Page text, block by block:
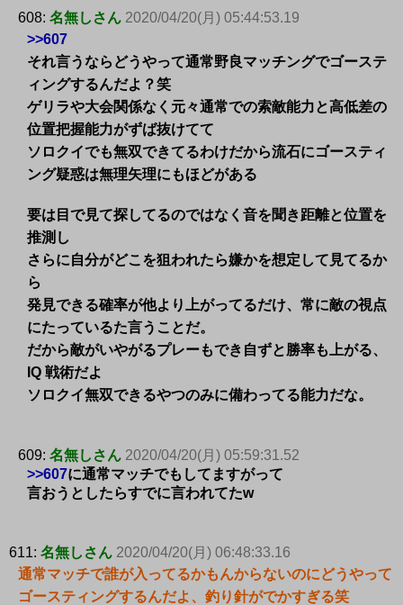
608: 名無しさん 2020/04/20(月) 05:44:53.19
>>607
それ言うならどうやって通常野良マッチングでゴーステ
ィングするんだよ？笑
ゲリラや大会関係なく元々通常での索敵能力と高低差の
位置把握能力がずば抜けてて
ソロクイでも無双できてるわけだから流石にゴースティ
ング疑惑は無理矢理にもほどがある
要は目で見て探してるのではなく音を聞き距離と位置を
推測し
さらに自分がどこを狙われたら嫌かを想定して見てるか
ら
発見できる確率が他より上がってるだけ、常に敵の視点
にたっているた言うことだ。
だから敵がいやがるプレーもでき自ずと勝率も上がる、
IQ 戦術だよ
ソロクイ無双できるやつのみに備わってる能力だな。
609: 名無しさん 2020/04/20(月) 05:59:31.52
>>607に通常マッチでもしてますがって
言おうとしたらすでに言われてたw
611: 名無しさん 2020/04/20(月) 06:48:33.16
通常マッチで誰が入ってるかもんからないのにどうやって
ゴースティングするんだよ、釣り針がでかすぎる笑